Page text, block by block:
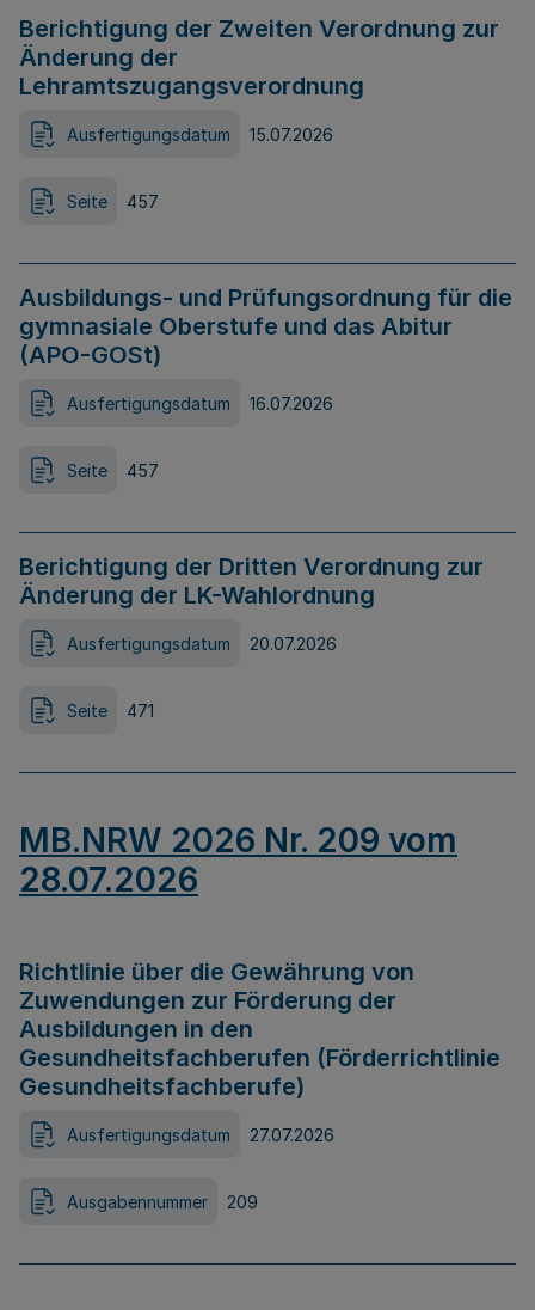
Berichtigung der Zweiten Verordnung zur
Änderung der
Lehramtszugangsverordnung
Ausfertigungsdatum 15.07.2026
Seite 457
Ausbildungs- und Prüfungsordnung für die
gymnasiale Oberstufe und das Abitur
(APO-GOSt)
Ausfertigungsdatum 16.07.2026
Seite 457
Berichtigung der Dritten Verordnung zur
Änderung der LK-Wahlordnung
Ausfertigungsdatum 20.07.2026
Seite 471
MB.NRW 2026 Nr. 209 vom
28.07.2026
Richtlinie über die Gewährung von
Zuwendungen zur Förderung der
Ausbildungen in den
Gesundheitsfachberufen (Förderrichtlinie
Gesundheitsfachberufe)
Ausfertigungsdatum 27.07.2026
Ausgabennummer 209